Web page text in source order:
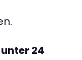
unter 24